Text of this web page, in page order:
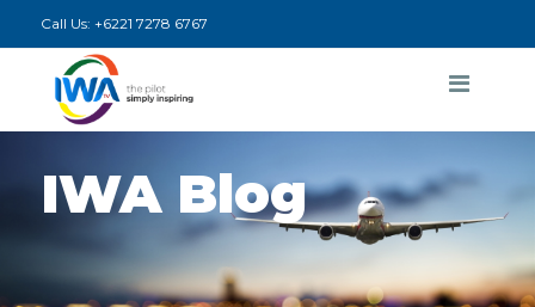
Call Us: +6221 7278 6767
IWA Blog